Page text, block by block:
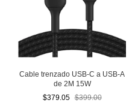
Cable trenzado USB-C a USB-A
de 2M 15W
$379.05 $399.00